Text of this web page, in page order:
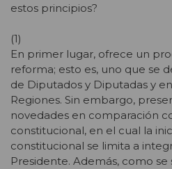
estos principios?
(1)
En primer lugar, ofrece un
reforma; esto es, uno que se
de Diputados y Diputadas y
Regiones. Sin embargo,
novedades en comparación
constitucional, en el cual la
constitucional se limita a
Presidente. Además, como se